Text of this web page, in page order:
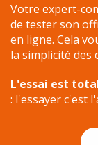
Votre expert-
de tester son
en ligne. Cela
la simplicité des
L'essai est
: l'essayer c'est